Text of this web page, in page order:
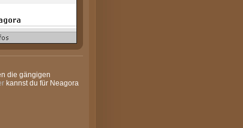
die gängigen
kannst du für Neagora